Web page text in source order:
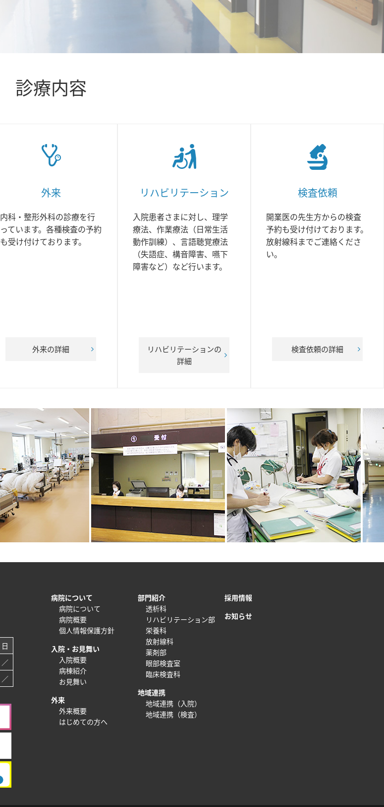
診療内容
外来
内科・整形外科の診療を行
っています。各種検査の予約
も受け付けております。
外来の詳細
リハビリテーション
入院患者さまに対し、理学
療法、作業療法（日常生活
動作訓練）、言語聴覚療法
（失語症、構音障害、嚥下
障害など）など行います。
リハビリテーションの
詳細
検査依頼
開業医の先生方からの検査
予約も受け付けております。
放射線科までご連絡くださ
い。
検査依頼の詳細
病院について
病院について
病院概要
個人情報保護方針
入院・お見舞い
入院概要
病棟紹介
お見舞い
外来
外来概要
はじめての方へ
部門紹介
透析科
リハビリテーション部
栄養科
放射線科
薬剤部
眼部検査室
臨床検査科
地域連携
地域連携（入院）
地域連携（検査）
採用情報
お知らせ
日
／
／